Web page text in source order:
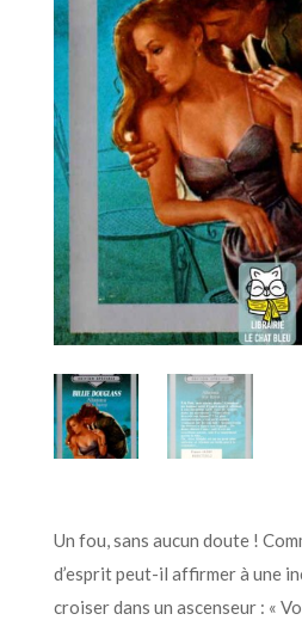
Un fou, sans aucun doute !
d’esprit peut-il affirmer à une
croiser dans un ascenseur : «